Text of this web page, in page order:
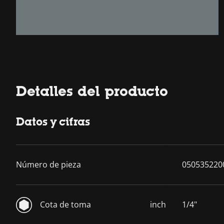
Detalles del producto
Datos y cifras
Número de pieza
Cota de toma inch 1/4"